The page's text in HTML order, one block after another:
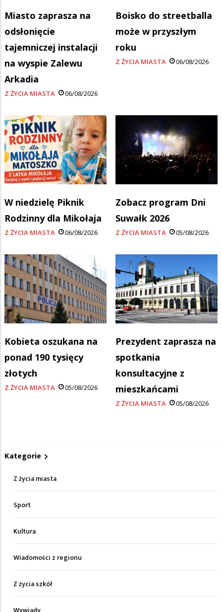
Miasto zaprasza na
odsłonięcie
tajemniczej instalacji
na wyspie Zalewu
Arkadia
Z ŻYCIA MIASTA 06/08/2026
Boisko do streetballa
może w przyszłym
roku
Z ŻYCIA MIASTA 06/08/2026
W niedzielę Piknik
Rodzinny dla Mikołaja
Z ŻYCIA MIASTA 06/08/2026
Zobacz program Dni
Suwałk 2026
Z ŻYCIA MIASTA 05/08/2026
Kobieta oszukana na
ponad 190 tysięcy
złotych
Z ŻYCIA MIASTA 05/08/2026
Prezydent zaprasza na
spotkania
konsultacyjne z
mieszkańcami
Z ŻYCIA MIASTA 05/08/2026
Kategorie
Z życia miasta
Sport
Kultura
Wiadomości z regionu
Z życia szkół